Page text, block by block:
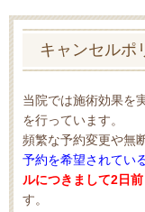
キャンセルポ
当院では施術効果を
を行っています。
頻繁な予約変更や無
予約を希望されてい
ルにつきまして2日
す。